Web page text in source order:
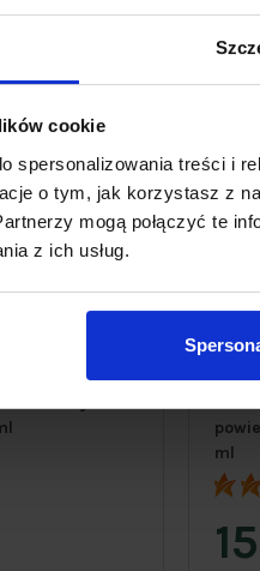
cookie
spersonalizowania treści i
o tym, jak korzystasz z
mogą połączyć te
z ich usług.
ml
15